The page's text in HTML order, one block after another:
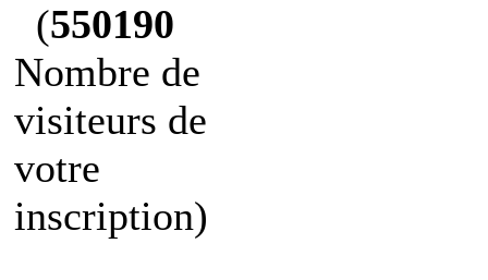
(550190
Nombre de
visiteurs de
votre
inscription)